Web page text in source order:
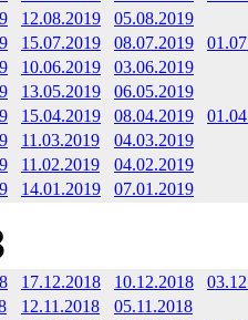
12.08.2019
05.08.2019
15.07.2019 08.07.2019
10.06.2019
03.06.2019
13.05.2019
06.05.2019
15.04.2019 08.04.2019
11.03.2019
04.03.2019
11.02.2019
04.02.2019
14.01.2019 07.01.2019
17.12.2018 10.12.2018
12.11.2018
05.11.2018